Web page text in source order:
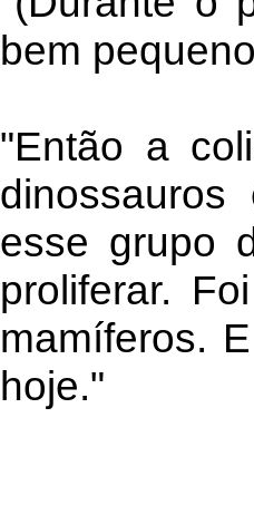
bem
"Então a
esse grupo
proliferar.
mamíferos.
hoje."